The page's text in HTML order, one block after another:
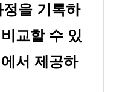
을 기록하
교할 수 있
서 제공하